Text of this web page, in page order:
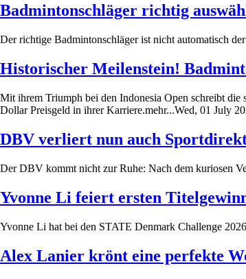
Badmintonschläger richtig
Der richtige Badmintonschläger ist nicht automatisch
Historischer Meilenstein!
Mit ihrem Triumph bei den Indonesia Open schreibt
Dollar Preisgeld in ihrer Karriere.mehr...Wed, 01 July
DBV verliert nun auch
Der DBV kommt nicht zur Ruhe: Nach dem kuriosen
Yvonne Li feiert ersten
Yvonne Li hat bei den STATE Denmark Challenge
Alex Lanier krönt eine perfekte